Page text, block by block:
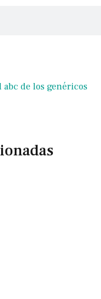
abc de los genéricos